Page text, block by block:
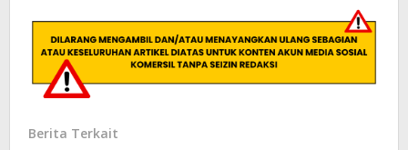
Berita Terkait